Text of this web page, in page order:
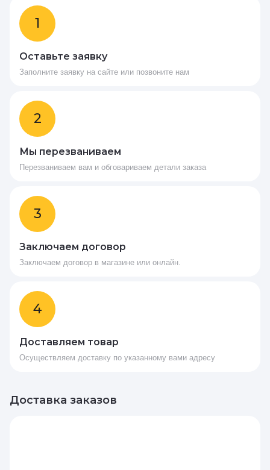
1
Оставьте заявку
Заполните заявку на сайте или позвоните нам
2
Мы перезваниваем
Перезваниваем вам и обговариваем детали заказа
3
Заключаем договор
Заключаем договор в магазине или онлайн.
4
Доставляем товар
Осуществляем доставку по указанному вами адресу
Доставка заказов